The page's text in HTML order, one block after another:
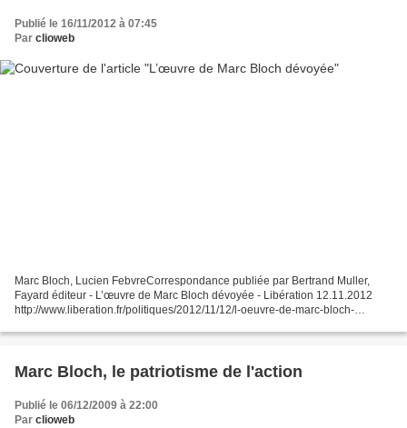
Publié le 16/11/2012 à 07:45
Par clioweb
Marc Bloch, Lucien FebvreCorrespondance publiée par Bertrand Muller,
Fayard éditeur - L’œuvre de Marc Bloch dévoyée - Libération 12.11.2012
http://www.liberation.fr/politiques/2012/11/12/l-oeuvre-de-marc-bloch-
Marc Bloch, le patriotisme de l'action
Publié le 06/12/2009 à 22:00
Par clioweb